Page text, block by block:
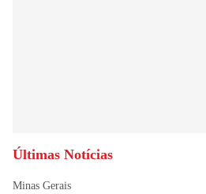
Últimas Notícias
Minas Gerais